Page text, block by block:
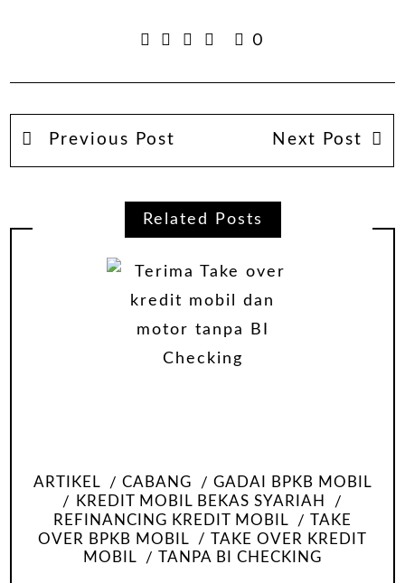
0
Previous Post Next Post
Related Posts
ARTIKEL CABANG
GADAI BPKB MOBIL
KREDIT MOBIL BEKAS SYARIAH
REFINANCING KREDIT MOBIL
TAKE
OVER BPKB MOBIL
TAKE OVER KREDIT
MOBIL
TANPA BI CHECKING